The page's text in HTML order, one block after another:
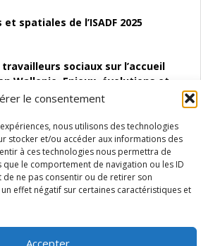
le consentement
nous utilisons des technologies
stocker et/ou accéder aux informations des
à ces technologies nous permettra de
le comportement de navigation ou les ID
de ne pas consentir ou de retirer son
effet négatif sur certaines caractéristiques et
Accepter
spatiales de l’ISADF 2025
sociaux sur l’accueil
Wallonie. Enjeux, évolutions et
Structures
l’autocréation d’emploi (SAACE)
infirmier :quels indicateurs